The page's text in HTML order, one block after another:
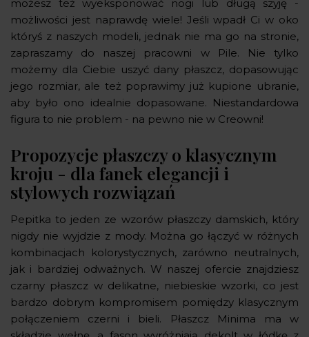
możesz też wyeksponować nogi lub długą szyję -
możliwości jest naprawdę wiele! Jeśli wpadł Ci w oko
któryś z naszych modeli, jednak nie ma go na stronie,
zapraszamy do naszej pracowni w Pile. Nie tylko
możemy dla Ciebie uszyć dany płaszcz, dopasowując
jego rozmiar, ale też poprawimy już kupione ubranie,
aby było ono idealnie dopasowane. Niestandardowa
figura to nie problem - na pewno nie w Creowni!
Propozycje płaszczy o klasycznym
kroju - dla fanek elegancji i
stylowych rozwiązań
Pepitka to jeden ze wzorów płaszczy damskich, który
nigdy nie wyjdzie z mody. Można go łączyć w różnych
kombinacjach kolorystycznych, zarówno neutralnych,
jak i bardziej odważnych. W naszej ofercie znajdziesz
czarny płaszcz w delikatne, niebieskie wzorki, co jest
bardzo dobrym kompromisem pomiędzy klasycznym
połączeniem czerni i bieli. Płaszcz Minima ma w